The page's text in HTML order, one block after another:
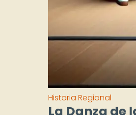
Historia Regional
La Danza de